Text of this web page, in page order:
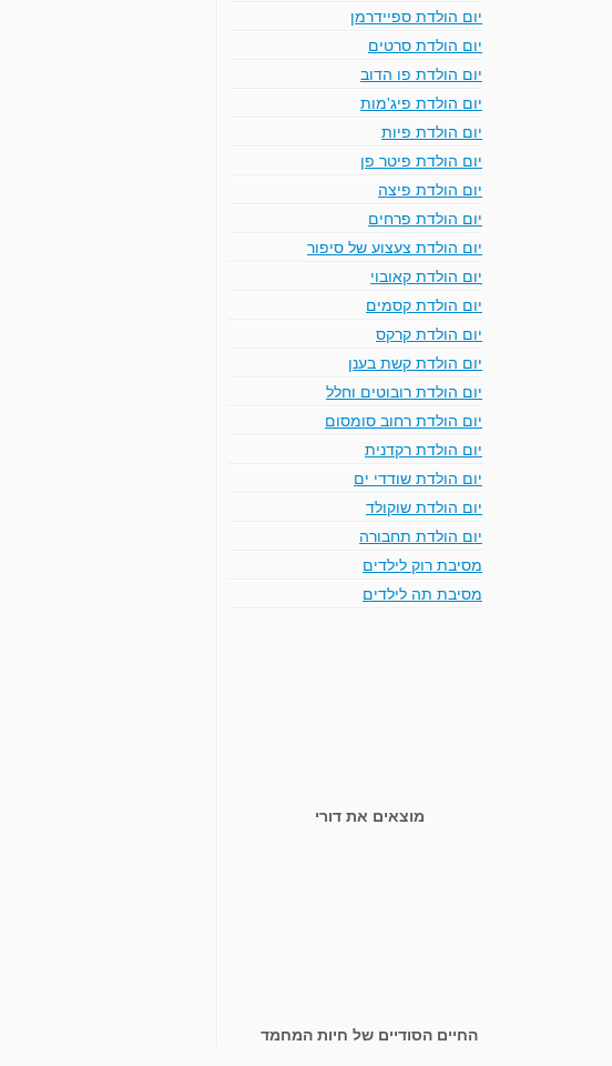
יום הולדת ספיידרמן
יום הולדת סרטים
יום הולדת פו הדוב
יום הולדת פיג'מות
יום הולדת פיות
יום הולדת פיטר פן
יום הולדת פיצה
יום הולדת פרחים
יום הולדת צעצוע של סיפור
יום הולדת קאובוי
יום הולדת קסמים
יום הולדת קרקס
יום הולדת קשת בענן
יום הולדת רובוטים וחלל
יום הולדת רחוב סומסום
יום הולדת רקדנית
יום הולדת שודדי ים
יום הולדת שוקולד
יום הולדת תחבורה
מסיבת רוק לילדים
מסיבת תה לילדים
מוצאים את דורי
החיים הסודיים של חיות המחמד